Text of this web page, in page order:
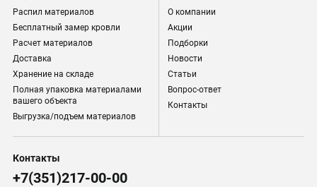
Распил материалов
Бесплатный замер кровли
Расчет материалов
Доставка
Хранение на складе
Полная упаковка материалами
вашего объекта
Выгрузка/подъем материалов
О компании
Акции
Подборки
Новости
Статьи
Вопрос-ответ
Контакты
Контакты
+7(351)217-00-00